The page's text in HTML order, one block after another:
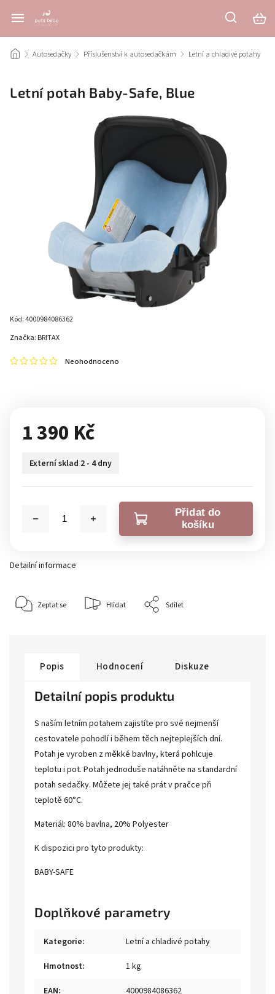
/ Autosedačky / Příslušenství k autosedačkám /
Letní a chladivé potahy
Letní potah Baby-Safe, Blue
Kód:4000984086362
Neohodnoceno
Značka: BRITAX
1 390 Kč
Externí sklad 2 - 4 dny
Přidat do
košíku
Detailní informace
Zeptat se Hlídat Sdílet
Popis Hodnocení Diskuze
Detailní popis produktu
S naším letním potahem zajistíte pro své nejmenší
cestovatele pohodlí i během těch nejteplejších dní.
Potah je vyroben z měkké bavlny, která pohlcuje
teplotu i pot. Potah jednoduše natáhněte na standardní
potah sedačky. Můžete jej také prát v pračce při
teplotě 60°C.
Materiál: 80% bavlna, 20% Polyester
K dispozici pro tyto produkty:
BABY-SAFE
Doplňkové parametry
Kategorie:
Letní a chladivé potahy
Hmotnost:
1 kg
EAN: 4000984086362